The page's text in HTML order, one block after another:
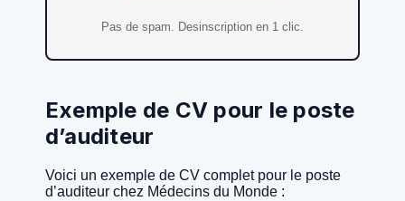
Pas de spam. Desinscription en 1 clic.
Exemple de CV pour le poste
d’auditeur
Voici un exemple de CV complet pour le poste
d’auditeur chez Médecins du Monde :